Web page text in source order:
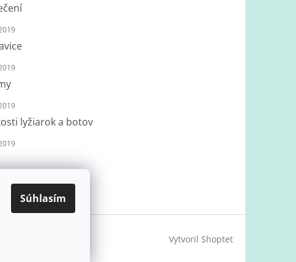
Súhlasím
lyžiarok a botov
Vytvoril Shoptet